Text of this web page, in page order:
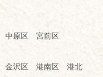
原区 宮前区
沢区 港南区 港北